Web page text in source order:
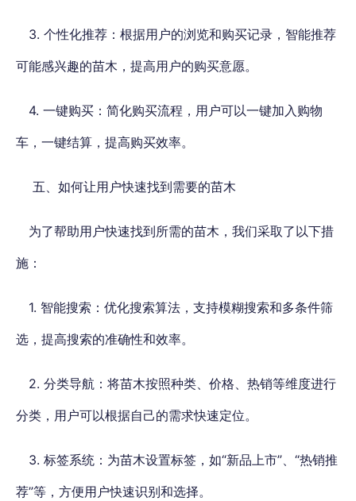
3. 个性化推荐：根据用户的浏览和购买记录，智能推荐
可能感兴趣的苗木，提高用户的购买意愿。
4. 一键购买：简化购买流程，用户可以一键加入购物
车，一键结算，提高购买效率。
五、如何让用户快速找到需要的苗木
为了帮助用户快速找到所需的苗木，我们采取了以下措
施：
1. 智能搜索：优化搜索算法，支持模糊搜索和多条件筛
选，提高搜索的准确性和效率。
2. 分类导航：将苗木按照种类、价格、热销等维度进行
分类，用户可以根据自己的需求快速定位。
3. 标签系统：为苗木设置标签，如“新品上市”、“热销推
荐”等，方便用户快速识别和选择。